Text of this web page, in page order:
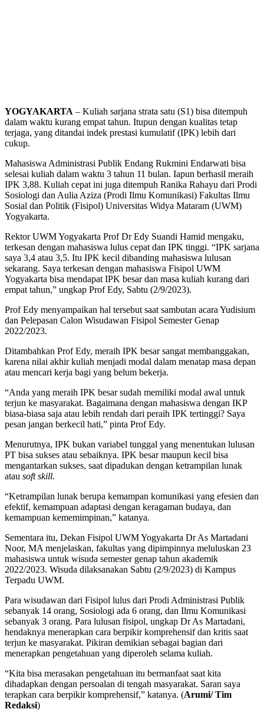
YOGYAKARTA – Kuliah sarjana strata satu (S1) bisa ditempuh
dalam waktu kurang empat tahun. Itupun dengan kualitas tetap
terjaga, yang ditandai indek prestasi kumulatif (IPK) lebih dari
cukup.
Mahasiswa Administrasi Publik Endang Rukmini Endarwati bisa
selesai kuliah dalam waktu 3 tahun 11 bulan. Iapun berhasil meraih
IPK 3,88. Kuliah cepat ini juga ditempuh Ranika Rahayu dari Prodi
Sosiologi dan Aulia Aziza (Prodi Ilmu Komunikasi) Fakultas Ilmu
Sosial dan Politik (Fisipol) Universitas Widya Mataram (UWM)
Yogyakarta.
Rektor UWM Yogyakarta Prof Dr Edy Suandi Hamid mengaku,
terkesan dengan mahasiswa lulus cepat dan IPK tinggi. “IPK sarjana
saya 3,4 atau 3,5. Itu IPK kecil dibanding mahasiswa lulusan
sekarang. Saya terkesan dengan mahasiswa Fisipol UWM
Yogyakarta bisa mendapat IPK besar dan masa kuliah kurang dari
empat tahun,” ungkap Prof Edy, Sabtu (2/9/2023).
Prof Edy menyampaikan hal tersebut saat sambutan acara Yudisium
dan Pelepasan Calon Wisudawan Fisipol Semester Genap
2022/2023.
Ditambahkan Prof Edy, meraih IPK besar sangat membanggakan,
karena nilai akhir kuliah menjadi modal dalam menatap masa depan
atau mencari kerja bagi yang belum bekerja.
“Anda yang meraih IPK besar sudah memiliki modal awal untuk
terjun ke masyarakat. Bagaimana dengan mahasiswa dengan IKP
biasa-biasa saja atau lebih rendah dari peraih IPK tertinggi? Saya
pesan jangan berkecil hati,” pinta Prof Edy.
Menurutnya, IPK bukan variabel tunggal yang menentukan lulusan
PT bisa sukses atau sebaiknya. IPK besar maupun kecil bisa
mengantarkan sukses, saat dipadukan dengan ketrampilan lunak
atau soft skill.
“Ketrampilan lunak berupa kemampan komunikasi yang efesien dan
efektif, kemampuan adaptasi dengan keragaman budaya, dan
kemampuan kememimpinan,” katanya.
Sementara itu, Dekan Fisipol UWM Yogyakarta Dr As Martadani
Noor, MA menjelaskan, fakultas yang dipimpinnya meluluskan 23
mahasiswa untuk wisuda semester genap tahun akademik
2022/2023. Wisuda dilaksanakan Sabtu (2/9/2023) di Kampus
Terpadu UWM.
Para wisudawan dari Fisipol lulus dari Prodi Administrasi Publik
sebanyak 14 orang, Sosiologi ada 6 orang, dan Ilmu Komunikasi
sebanyak 3 orang. Para lulusan fisipol, ungkap Dr As Martadani,
hendaknya menerapkan cara berpikir komprehensif dan kritis saat
terjun ke masyarakat. Pikiran demikian sebagai bagian dari
menerapkan pengetahuan yang diperoleh selama kuliah.
“Kita bisa merasakan pengetahuan itu bermanfaat saat kita
dihadapkan dengan persoalan di tengah masyarakat. Saran saya
terapkan cara berpikir komprehensif,” katanya. (Arumi/ Tim
Redaksi)